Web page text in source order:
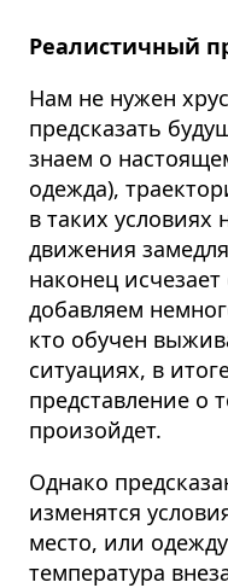
Реалистичный
Нам не нужен
предсказать
знаем о
одежда),
в таких условиях
движения
наконец
добавляем
кто обучен
ситуациях, в
представление о
произойдет.
Однако
изменятся
место, или
температура